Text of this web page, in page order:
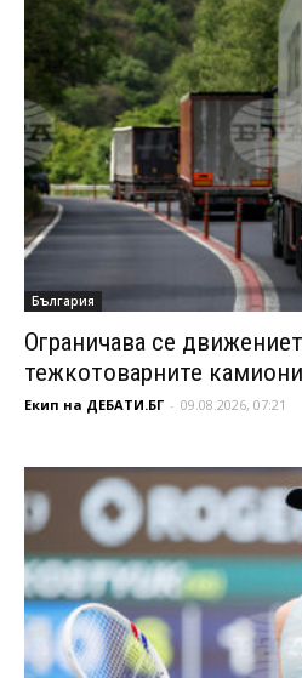
България
Ограничава се
тежкотоварните
Екип на ДЕБАТИ.БГ - 09.08.2026, 07:21